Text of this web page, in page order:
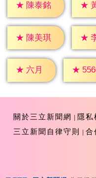
★ 陳泰銘 ★
★ 陳美琪 ★
★ 六月 ★
關於三立新聞網
隱私
三立新聞自律守則
合